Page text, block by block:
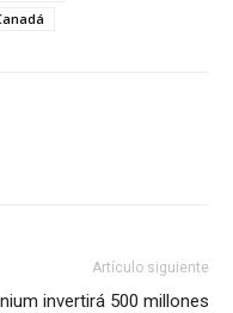
Artículo siguiente
invertirá 500 millones